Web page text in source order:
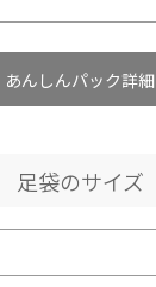
あんしんパック詳細
足袋のサイズ